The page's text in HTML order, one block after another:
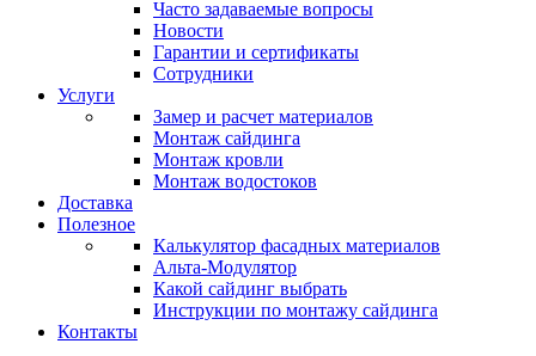
Часто задаваемые вопросы
Новости
Гарантии и сертификаты
Сотрудники
Услуги
Замер и расчет материалов
Монтаж сайдинга
Монтаж кровли
Монтаж водостоков
Доставка
Полезное
Калькулятор фасадных материалов
Альта-Модулятор
Какой сайдинг выбрать
Инструкции по монтажу сайдинга
Контакты